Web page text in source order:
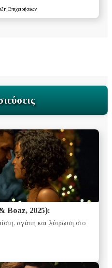
Επιχειρήσεων
Boaz, 2025):
αγάπη και λύτρωση στο